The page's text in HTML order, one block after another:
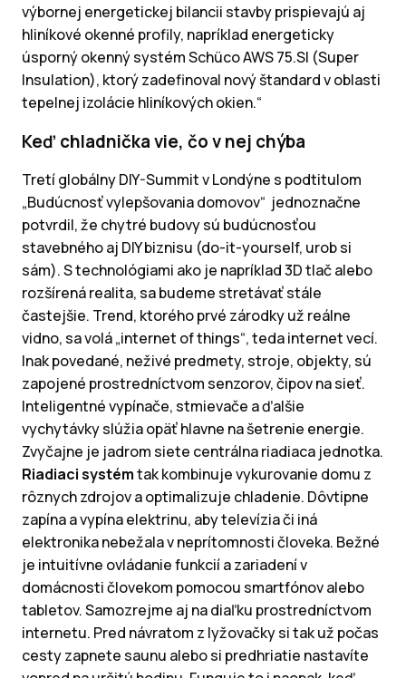
výbornej energetickej bilancii stavby prispievajú aj
hliníkové okenné profily, napríklad energeticky
úsporný okenný systém Schüco AWS 75.SI (Super
Insulation), ktorý zadefinoval nový štandard v oblasti
tepelnej izolácie hliníkových okien.“
Keď chladnička vie, čo v nej chýba
Tretí globálny DIY-Summit v Londýne s podtitulom
„Budúcnosť vylepšovania domovov“ jednoznačne
potvrdil, že chytré budovy sú budúcnosťou
stavebného aj DIY biznisu (do-it-yourself, urob si
sám). S technológiami ako je napríklad 3D tlač alebo
rozšírená realita, sa budeme stretávať stále
častejšie. Trend, ktorého prvé zárodky už reálne
vidno, sa volá „internet of things“, teda internet vecí.
Inak povedané, neživé predmety, stroje, objekty, sú
zapojené prostredníctvom senzorov, čipov na sieť.
Inteligentné vypínače, stmievače a ďalšie
vychytávky slúžia opäť hlavne na šetrenie energie.
Zvyčajne je jadrom siete centrálna riadiaca jednotka.
Riadiaci systémtak kombinuje vykurovanie domu z
rôznych zdrojov a optimalizuje chladenie. Dôvtipne
zapína a vypína elektrinu, aby televízia či iná
elektronika nebežala v neprítomnosti človeka. Bežné
je intuitívne ovládanie funkcií a zariadení v
domácnosti človekom pomocou smartfónov alebo
tabletov. Samozrejme aj na diaľku prostredníctvom
internetu. Pred návratom z lyžovačky si tak už počas
cesty zapnete saunu alebo si predhriatie nastavíte